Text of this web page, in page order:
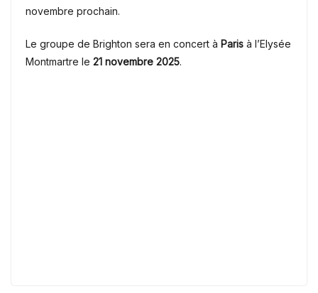
novembre prochain.
Le groupe de Brighton sera en concert à Paris à l’Elysée
Montmartre le 21 novembre 2025.